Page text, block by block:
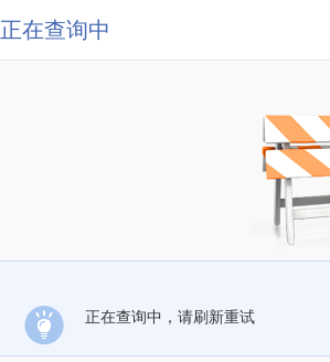
正在查询中
正在查询中，请刷新重试